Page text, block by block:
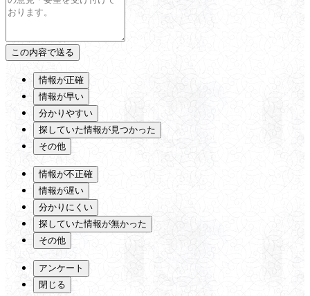
情報が正確
情報が早い
分かりやすい
探していた情報が見つかった
その他
情報が不正確
情報が遅い
分かりにくい
探していた情報が無かった
その他
アンケート
閉じる